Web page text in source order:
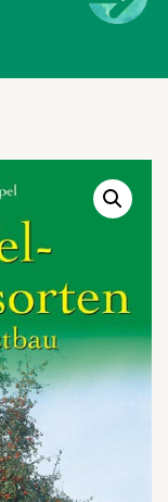
Login